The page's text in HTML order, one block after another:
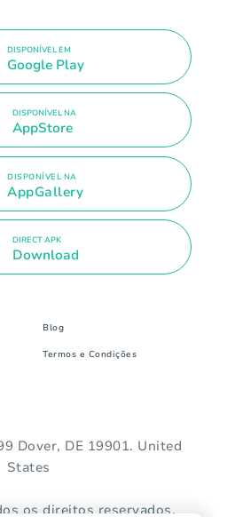
DISPONÍVEL EM
Google Play
DISPONÍVEL NA
AppStore
DISPONÍVEL NA
AppGallery
DIRECT APK
Download
Blog
Termos e Condições
Dover, DE 19901. United
States
os direitos reservados.